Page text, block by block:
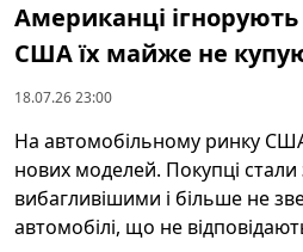
Американці
США їх майже не
18.07.26 23:00
На автомобільному ринку
нових моделей. Покупці
вибагливішими і більше не
автомобілі, що не